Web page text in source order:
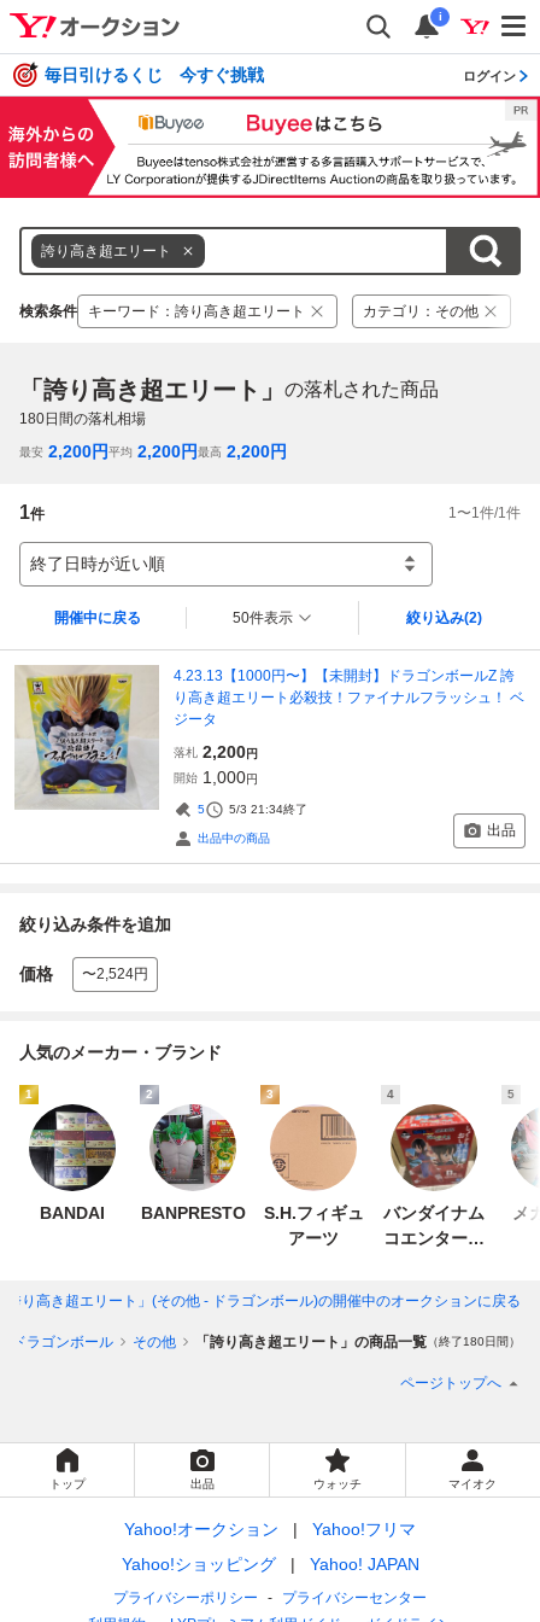
i
毎日引けるくじ 今すぐ挑戦 ログイン
誇り高き超エリート
検索条件 キーワード ： 誇り高き超エリート カテゴリ ： その他
「誇り高き超エリート」 の落札された商品
180日間の落札相場
最安 2,200円平均 2,200円最高 2,200円
1件 1 〜1 件/1 件
終了日時が近い順
開催中に戻る 50件表示 絞り込み(2)
4.23.13【1000円〜】【未開封】ドラゴンボールZ 誇
り高き超エリート必殺技！ファイナルフラッシュ！ ベ
ジータ
落札 2,200円
開始 1,000円
5 5/3 21:34終了
出品中の商品 出品
絞り込み条件を追加
価格 〜2,524円
人気のメーカー・ブランド
1
BANDAI
2
BANPRESTO
3
S.H.フィギュ
アーツ
4
バンダイナム
コエンターテ
5
メ
誇り高き超エリート」(その他 - ドラゴンボール)の開催中のオークションに戻る
ドラゴンボール その他 「誇り高き超エリート」の商品一覧 （終了180日間）
ページトップへ
トップ 出品 ウォッチ マイオク
Yahoo!オークション
Yahoo!フリマ
Yahoo!ショッピング
Yahoo! JAPAN
プライバシーポリシー
プライバシーセンター